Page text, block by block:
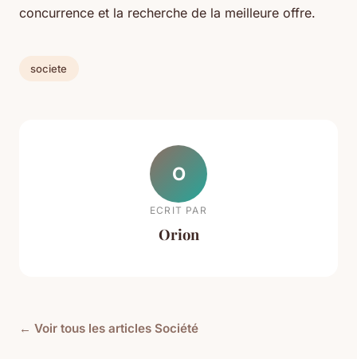
concurrence et la recherche de la meilleure offre.
societe
O
ECRIT PAR
Orion
← Voir tous les articles Société